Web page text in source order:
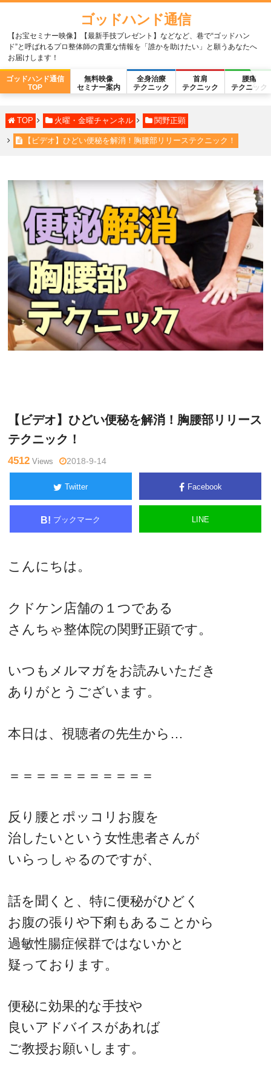
ゴッドハンド通信
【お宝セミナー映像】【最新手技プレゼント】などなど、巷で“ゴッドハン
ド”と呼ばれるプロ整体師の貴重な情報を「誰かを助けたい」と願うあなたへ
お届けします！
ゴッドハンド通信
TOP
無料映像
セミナー案内
全身治療
テクニック
首肩
テクニック
腰痛
テクニック
TOP 火曜・金曜チャンネル 関野正顕
【ビデオ】ひどい便秘を解消！胸腰部リリーステクニック！
【ビデオ】ひどい便秘を解消！胸腰部リリース
テクニック！
4512 Views 2018-9-14
Twitter Facebook
B! ブックマーク LINE
こんにちは。
クドケン店舗の１つである
さんちゃ整体院の関野正顕です。
いつもメルマガをお読みいただき
ありがとうございます。
本日は、視聴者の先生から…
＝＝＝＝＝＝＝＝＝＝＝
反り腰とポッコリお腹を
治したいという女性患者さんが
いらっしゃるのですが、
話を聞くと、特に便秘がひどく
お腹の張りや下痢もあることから
過敏性腸症候群ではないかと
疑っております。
便秘に効果的な手技や
良いアドバイスがあれば
ご教授お願いします。